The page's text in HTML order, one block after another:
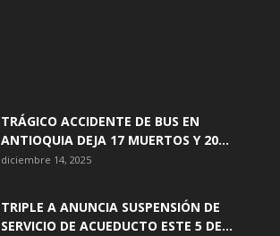
TRÁGICO ACCIDENTE DE BUS EN
ANTIOQUIA DEJA 17 MUERTOS Y 20...
diciembre 14, 2025
TRIPLE A ANUNCIA SUSPENSIÓN DE
SERVICIO DE ACUEDUCTO ESTE 5 DE...